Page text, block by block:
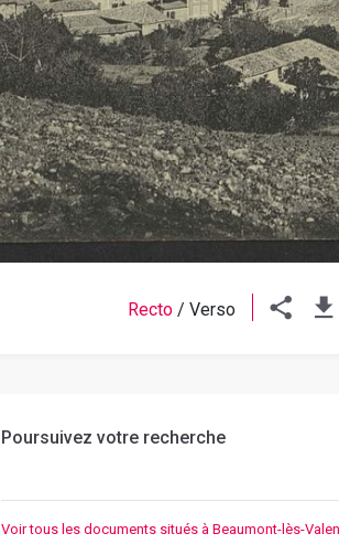
Recto/ Verso
Poursuivez votre recherche
Voir tous les documents situés à Beaumont-lès-